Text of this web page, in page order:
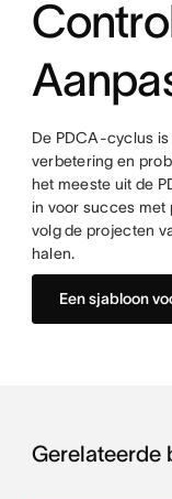
De PDCA-cyclus
verbetering en
het meeste uit de
in voor succes met
volg de projecten
halen.
Een sjabloon
Gerelateerde